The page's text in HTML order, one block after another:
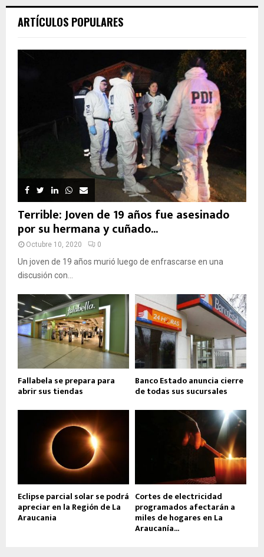
ARTÍCULOS POPULARES
Terrible: Joven de 19 años fue asesinado
por su hermana y cuñado...
Octubre 10, 2020 0
Un joven de 19 años murió luego de enfrascarse en una
discusión con...
Fallabela se prepara para
abrir sus tiendas
Banco Estado anuncia cierre
de todas sus sucursales
Eclipse parcial solar se podrá
apreciar en la Región de La
Araucania
Cortes de electricidad
programados afectarán a
miles de hogares en La
Araucanía...